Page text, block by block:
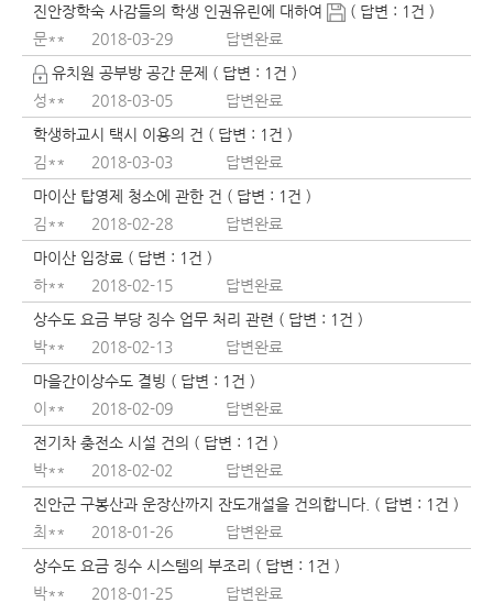
진안장학숙 사감들의 학생 인권유린에 대하여
( 답변 : 1건 )
문**
2018-03-29
답변완료
유치원 공부방 공간 문제 ( 답변 : 1건 )
성**
2018-03-05
답변완료
학생하교시 택시 이용의 건 ( 답변 : 1건 )
김**
2018-03-03
답변완료
마이산 탑영제 청소에 관한 건 ( 답변 : 1건 )
김**
2018-02-28
답변완료
마이산 입장료 ( 답변 : 1건 )
하**
2018-02-15
답변완료
상수도 요금 부당 징수 업무 처리 관련 ( 답변 : 1건 )
박**
2018-02-13
답변완료
마을간이상수도 결빙 ( 답변 : 1건 )
이**
2018-02-09
답변완료
전기차 충전소 시설 건의 ( 답변 : 1건 )
박**
2018-02-02
답변완료
진안군 구봉산과 운장산까지 잔도개설을 건의합니다. ( 답변 : 1건 )
최**
2018-01-26
답변완료
상수도 요금 징수 시스템의 부조리 ( 답변 : 1건 )
박**
2018-01-25 답변완료